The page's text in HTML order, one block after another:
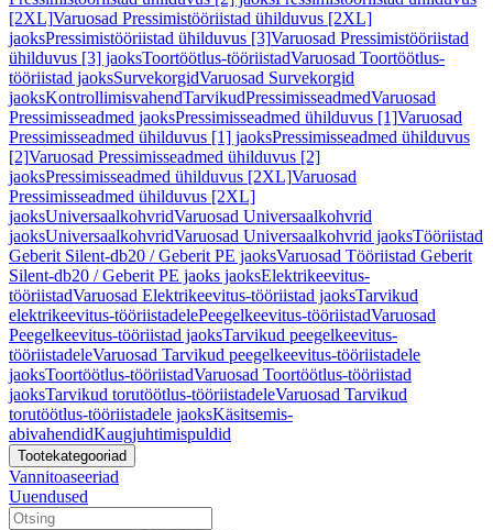
[2XL]Varuosad Pressimistööriistad ühilduvus [2XL]
jaoksPressimistööriistad ühilduvus [3]Varuosad Pressimistööriistad
ühilduvus [3] jaoksToortöötlus-tööriistadVaruosad Toortöötlus-
tööriistad jaoksSurvekorgidVaruosad Survekorgid
jaoksKontrollimisvahendTarvikudPressimisseadmedVaruosad
Pressimisseadmed jaoksPressimisseadmed ühilduvus [1]Varuosad
Pressimisseadmed ühilduvus [1] jaoksPressimisseadmed ühilduvus
[2]Varuosad Pressimisseadmed ühilduvus [2]
jaoksPressimisseadmed ühilduvus [2XL]Varuosad
Pressimisseadmed ühilduvus [2XL]
jaoksUniversaalkohvridVaruosad Universaalkohvrid
jaoksUniversaalkohvridVaruosad Universaalkohvrid jaoksTööriistad
Geberit Silent-db20 / Geberit PE jaoksVaruosad Tööriistad Geberit
Silent-db20 / Geberit PE jaoks jaoksElektrikeevitus-
tööriistadVaruosad Elektrikeevitus-tööriistad jaoksTarvikud
elektrikeevitus-tööriistadelePeegelkeevitus-tööriistadVaruosad
Peegelkeevitus-tööriistad jaoksTarvikud peegelkeevitus-
tööriistadeleVaruosad Tarvikud peegelkeevitus-tööriistadele
jaoksToortöötlus-tööriistadVaruosad Toortöötlus-tööriistad
jaoksTarvikud torutöötlus-tööriistadeleVaruosad Tarvikud
torutöötlus-tööriistadele jaoksKäsitsemis-
abivahendidKaugjuhtimispuldid
Tootekategooriad
Vannitoaseeriad
Uuendused